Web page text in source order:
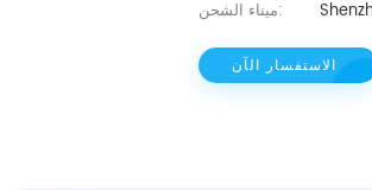
ميناء الشحن:
الاستفسار الآن